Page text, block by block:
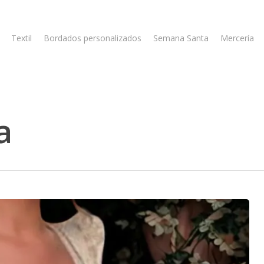
Textil Bordados personalizados Semana Santa Mercería